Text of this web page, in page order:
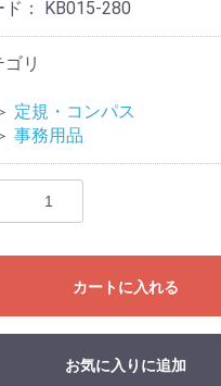
： KB015-280
リ
定規・コンパス
事務用品
カートに入れる
お気に入りに追加